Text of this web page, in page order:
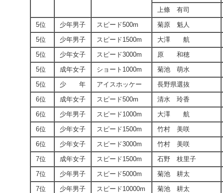
上條 有司
5位
少年男子 スピード500m
菊原 魁人
5位
少年男子 スピード1500m
大澤 航
5位
少年女子 スピード3000m
原 和穂
5位
成年女子 ショート1000m
菊池 萌水
5位
少 年 アイスホッケー
長野県選抜
6位
成年女子 スピード500m
清水 玲香
6位
少年男子 スピード1000m
大澤 航
6位
少年女子 スピード1500m
竹村 美咲
6位
少年女子 スピード3000m
竹村 美咲
7位
成年女子 スピード1500m
石野 枝里子
7位
少年男子 スピード5000m
菊池 耕太
7位
少年男子 スピード10000m
菊池 耕太